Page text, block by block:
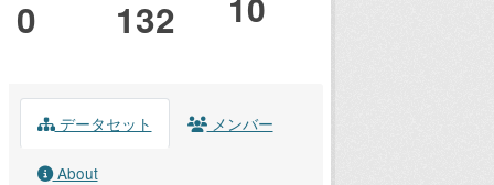
0 132
データセット メンバー
About